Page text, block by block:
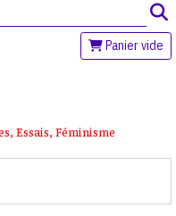
Panier vide
, Essais, Féminisme